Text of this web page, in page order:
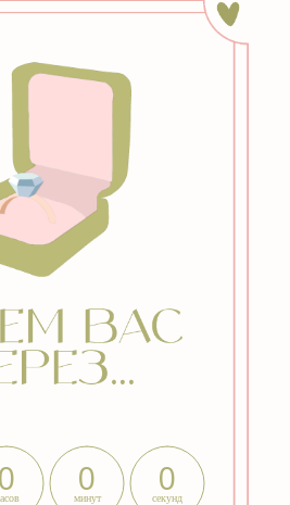
0 0
минут 0
секунд